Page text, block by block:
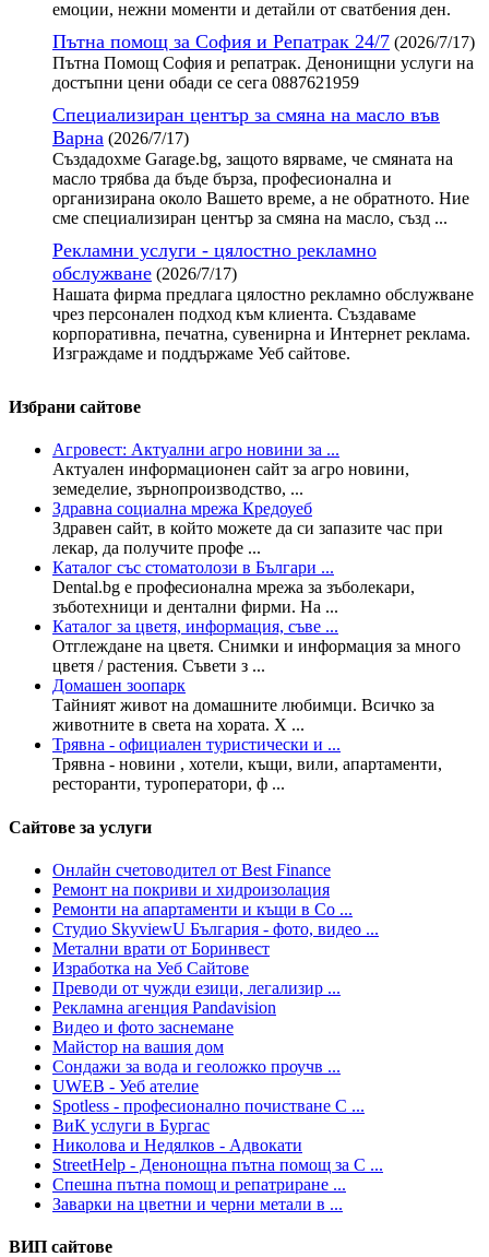
емоции, нежни моменти и детайли от сватбения ден.
Пътна помощ за София и Репатрак 24/7 (2026/7/17)
Пътна Помощ София и репатрак. Денонищни услуги на
достъпни цени обади се сега 0887621959
Специализиран център за смяна на масло във
Варна (2026/7/17)
Създадохме Garage.bg, защото вярваме, че смяната на
масло трябва да бъде бърза, професионална и
организирана около Вашето време, а не обратното. Ние
сме специализиран център за смяна на масло, създ ...
Рекламни услуги - цялостно рекламно
обслужване (2026/7/17)
Нашата фирма предлага цялостно рекламно обслужване
чрез персонален подход към клиента. Създаваме
корпоративна, печатна, сувенирна и Интернет реклама.
Изграждаме и поддържаме Уеб сайтове.
Избрани сайтове
Агровест: Актуални агро новини за ...
Актуален информационен сайт за агро новини,
земеделие, зърнопроизводство, ...
Здравна социална мрежа Кредоуеб
Здравен сайт, в който можете да си запазите час при
лекар, да получите профе ...
Каталог със стоматолози в Българи ...
Dental.bg е професионална мрежа за зъболекари,
зъботехници и дентални фирми. На ...
Каталог за цветя, информация, съве ...
Отглеждане на цветя. Снимки и информация за много
цветя / растения. Съвети з ...
Домашен зоопарк
Тайният живот на домашните любимци. Всичко за
животните в света на хората. Х ...
Трявна - официален туристически и ...
Трявна - новини , хотели, къщи, вили, апартаменти,
ресторанти, туроператори, ф ...
Сайтове за услуги
Онлайн счетоводител от Best Finance
Ремонт на покриви и хидроизолация
Ремонти на апартаменти и къщи в Со ...
Студио SkyviewU България - фото, видео ...
Метални врати от Боринвест
Изработка на Уеб Сайтове
Преводи от чужди езици, легализир ...
Рекламна агенция Pandavision
Видео и фото заснемане
Майстор на вашия дом
Сондажи за вода и геоложко проучв ...
UWEB - Уеб ателие
Spotless - професионално почистване С ...
ВиК услуги в Бургас
Николова и Недялков - Адвокати
StreetHelp - Денонощна пътна помощ за С ...
Спешна пътна помощ и репатриране ...
Заварки на цветни и черни метали в ...
ВИП сайтове